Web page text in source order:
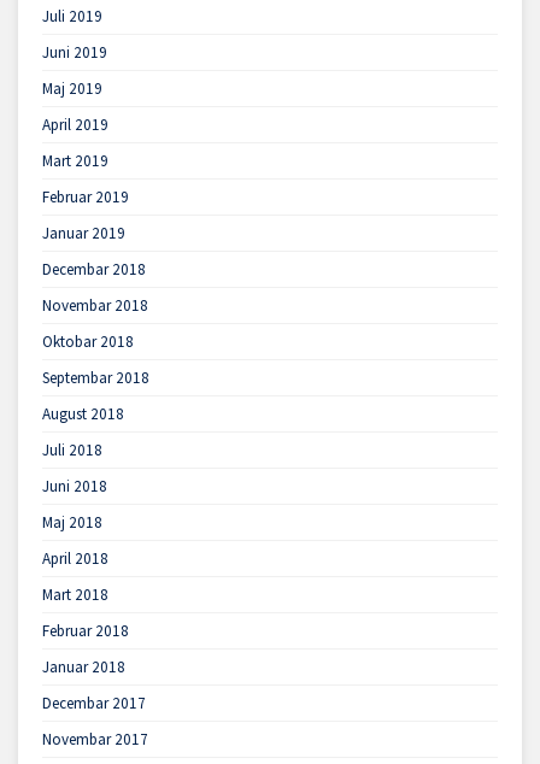
Juli 2019
Juni 2019
Maj 2019
April 2019
Mart 2019
Februar 2019
Januar 2019
Decembar 2018
Novembar 2018
Oktobar 2018
Septembar 2018
August 2018
Juli 2018
Juni 2018
Maj 2018
April 2018
Mart 2018
Februar 2018
Januar 2018
Decembar 2017
Novembar 2017